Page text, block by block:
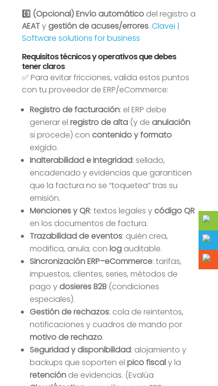
6️⃣ (Opcional) Envío automáticodel registro a
AEATy gestión de acuses/errores. Clavei |
Software solutions for business
Requisitos técnicos y operativos que debes
tener claros
✅ Para evitar fricciones, valida estos puntos
con tu proveedor de ERP/eCommerce:
Registro de facturación: el ERP debe
generar el registro de alta(y de anulación
si procede) con contenido y formato
exigido.
Inalterabilidad e integridad: sellado,
encadenado y evidencias que garanticen
que la factura no se “toquetea” tras su
emisión.
Menciones y QR: textos legales y código QR
en los documentos de factura.
Trazabilidad de eventos: quién crea,
modifica, anula; con logauditable.
Sincronización ERP–eCommerce: tarifas,
impuestos, clientes, series, métodos de
pago y dosieres B2B(condiciones
especiales).
Gestión de rechazos: cola de reintentos,
notificaciones y cuadros de mando por
motivo de rechazo.
Seguridad y disponibilidad: alojamiento y
backups que soporten el pico fiscaly la
retenciónde evidencias. (Evalúa